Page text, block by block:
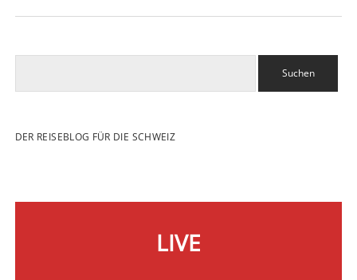
DER REISEBLOG FÜR DIE SCHWEIZ
LIVE